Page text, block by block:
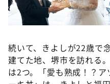
続いて、きよしが22歳で
建てた地、堺市を訪れる
は2つ。「愛も熟成！？